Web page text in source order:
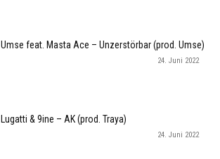
Umse feat. Masta Ace – Unzerstörbar (prod. Umse)
24. Juni 2022
Lugatti & 9ine – AK (prod. Traya)
24. Juni 2022